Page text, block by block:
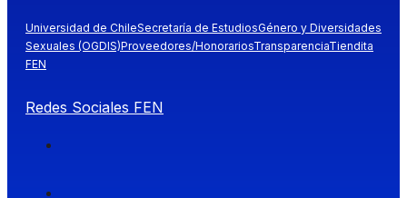
Universidad de ChileSecretaría de EstudiosGénero y Diversidades
Sexuales (OGDIS)Proveedores/HonorariosTransparenciaTiendita
FEN
Redes Sociales FEN